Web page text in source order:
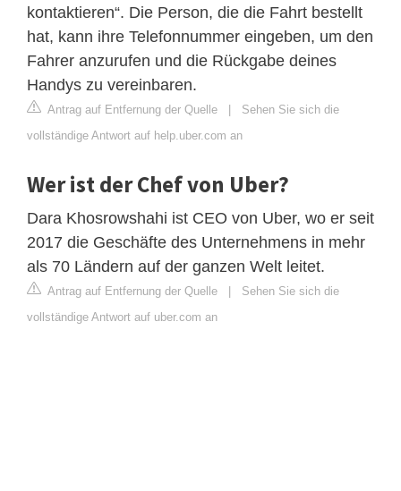
kontaktieren“. Die Person, die die Fahrt bestellt
hat, kann ihre Telefonnummer eingeben, um den
Fahrer anzurufen und die Rückgabe deines
Handys zu vereinbaren.
Antrag auf Entfernung der Quelle | Sehen Sie sich die
vollständige Antwort auf help.uber.com an
Wer ist der Chef von Uber?
Dara Khosrowshahi ist CEO von Uber, wo er seit
2017 die Geschäfte des Unternehmens in mehr
als 70 Ländern auf der ganzen Welt leitet.
Antrag auf Entfernung der Quelle | Sehen Sie sich die
vollständige Antwort auf uber.com an